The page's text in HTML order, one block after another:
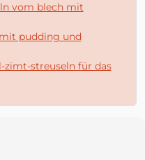
vom blech mit
pudding und
streuseln für das